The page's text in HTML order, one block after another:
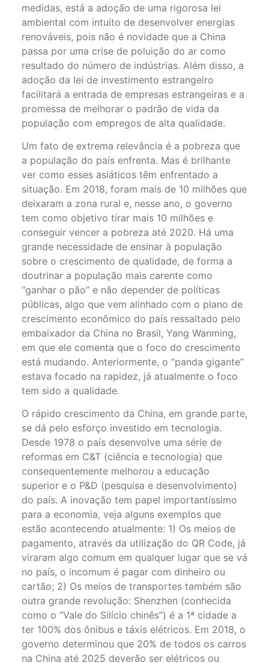
medidas, está a adoção de uma rigorosa lei
ambiental com intuito de desenvolver energias
renováveis, pois não é novidade que a China
passa por uma crise de poluição do ar como
resultado do número de indústrias. Além disso, a
adoção da lei de investimento estrangeiro
facilitará a entrada de empresas estrangeiras e a
promessa de melhorar o padrão de vida da
população com empregos de alta qualidade.
Um fato de extrema relevância é a pobreza que
a população do país enfrenta. Mas é brilhante
ver como esses asiáticos têm enfrentado a
situação. Em 2018, foram mais de 10 milhões que
deixaram a zona rural e, nesse ano, o governo
tem como objetivo tirar mais 10 milhões e
conseguir vencer a pobreza até 2020. Há uma
grande necessidade de ensinar à população
sobre o crescimento de qualidade, de forma a
doutrinar a população mais carente como
“ganhar o pão” e não depender de políticas
públicas, algo que vem alinhado com o plano de
crescimento econômico do país ressaltado pelo
embaixador da China no Brasil, Yang Wanming,
em que ele comenta que o foco do crescimento
está mudando. Anteriormente, o “panda gigante”
estava focado na rapidez, já atualmente o foco
tem sido a qualidade.
O rápido crescimento da China, em grande parte,
se dá pelo esforço investido em tecnologia.
Desde 1978 o país desenvolve uma série de
reformas em C&T (ciência e tecnologia) que
consequentemente melhorou a educação
superior e o P&D (pesquisa e desenvolvimento)
do país. A inovação tem papel importantíssimo
para a economia, veja alguns exemplos que
estão acontecendo atualmente: 1) Os meios de
pagamento, através da utilização do QR Code, já
viraram algo comum em qualquer lugar que se vá
no país, o incomum é pagar com dinheiro ou
cartão; 2) Os meios de transportes também são
outra grande revolução: Shenzhen (conhecida
como o “Vale do Silício chinês”) é a 1ª cidade a
ter 100% dos ônibus e táxis elétricos. Em 2018, o
governo determinou que 20% de todos os carros
na China até 2025 deverão ser elétricos ou